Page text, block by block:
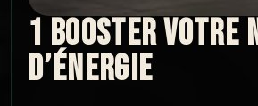
1 BOOSTER VOTRE
D’ÉNERGIE